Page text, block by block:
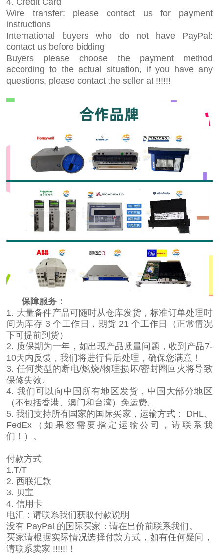
4. Credit Card
Wire transfer: please contact us for payment
instructions
International buyers who do not have PayPal:
contact us before bidding
Buyers please choose the payment method
according to the actual situation, if you have any
questions, please contact the seller at !!!!!!
保障服务：
1. 大量备件产品可随时从仓库发货，标准订单处理时
间为库存 3 个工作日，期货 21 个工作日（正常情况
下可提前到货）
2. 质保期为一年，如出现产品质量问题，收到产品7-
10天内反馈，我们将进行售后处理，确保您满意！
3. 任何类型的断电/燃烧/物理损坏/密封圈回火将导致
保修失效。
4. 我们可以向中国所有地区发货，中国大部分地区
（不包括香港、澳门和台湾）免运费。
5. 我们支持所有国家的国际买家，运输方式： DHL、
FedEx（如果您需要指定运输公司，请联系我
们！）。
付款方式
1.T/T
2. 西联汇款
3. 贝宝
4. 信用卡
电汇：请联系我们获取付款说明
没有 PayPal 的国际买家：请在出价前联系我们。
买家请根据实际情况选择付款方式，如有任何疑问，
请联系卖家 !!!!!!！